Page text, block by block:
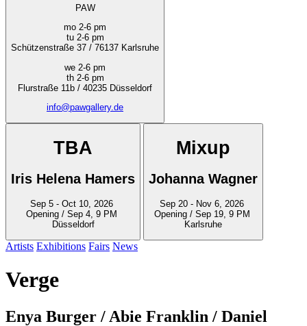
PAW
mo 2-6 pm
tu 2-6 pm
Schützenstraße 37 / 76137 Karlsruhe
we 2-6 pm
th 2-6 pm
Flurstraße 11b / 40235 Düsseldorf
info@pawgallery.de
TBA
Iris Helena Hamers
Sep 5 - Oct 10, 2026
Opening / Sep 4, 9 PM
Düsseldorf
Mixup
Johanna Wagner
Sep 20 - Nov 6, 2026
Opening / Sep 19, 9 PM
Karlsruhe
Artists Exhibitions Fairs News
Verge
Enya Burger / Abie Franklin / Daniel